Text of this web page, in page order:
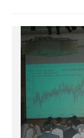
풍 절정기 첫
장 전
형성하면서 맑
겠다. 기온은 평
영향으로 강수
량 9월 하순 평
㎜)과 비슷하
음 평년(11~42
9℃)보다 높겠